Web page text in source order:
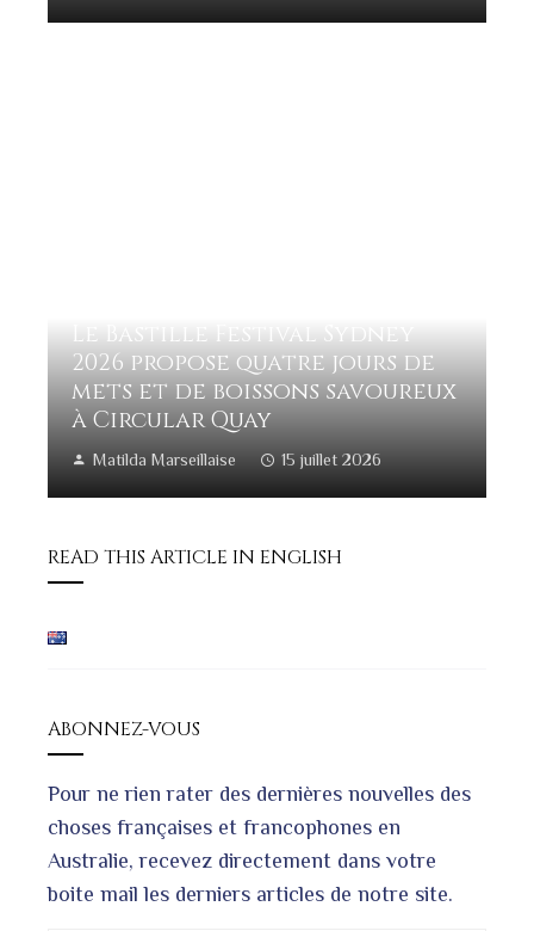
Le Bastille Festival Sydney
2026 propose quatre jours de
mets et de boissons savoureux
à Circular Quay
Matilda Marseillaise 15 juillet 2026
READ THIS ARTICLE IN ENGLISH
ABONNEZ-VOUS
Pour ne rien rater des dernières nouvelles des
choses françaises et francophones en
Australie, recevez directement dans votre
boite mail les derniers articles de notre site.